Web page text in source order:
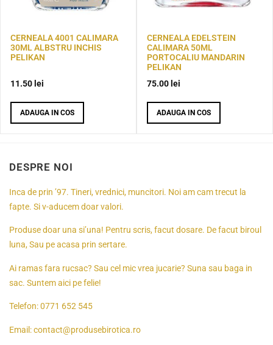
CERNEALA 4001 CALIMARA
30ML ALBSTRU INCHIS
PELIKAN
11.50 lei
ADAUGA IN COS
CERNEALA EDELSTEIN
CALIMARA 50ML
PORTOCALIU MANDARIN
PELIKAN
75.00 lei
ADAUGA IN COS
DESPRE NOI
Inca de prin ’97. Tineri, vrednici, muncitori. Noi am cam trecut la
fapte. Si v-aducem doar valori.
Produse doar una si’una! Pentru scris, facut dosare. De facut biroul
luna, Sau pe acasa prin sertare.
Ai ramas fara rucsac? Sau cel mic vrea jucarie? Suna sau baga in
sac. Suntem aici pe felie!
Telefon:0771 652 545
Email:contact@produsebirotica.ro